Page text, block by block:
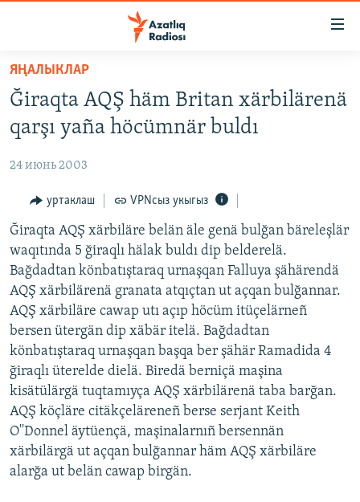
төп
эчтәлек
төп
меню
эзләү
ЯҢАЛЫКЛАР
БАШКОРТСТАН
ТАТАРСТАН
КЫРЫМ
ТАТАР-БАШКОРТ ДӨНЬЯСЫ
СУГЫШ
БЕЗНЕ ТОМАЛАДЫЛАР
ШӘЛКЕМНӘР
ӘҢГӘМӘ
КОММЕНТАР
ДИНИ ТОРМЫШ
ПӘРӘВЕЗ
ФӘН-ФӘСМӘТӘН
КИНОХАНӘ
ДӨНЬЯ ХӘЛЛӘРЕ
ТАТАРЧА ПОДКАСТ
ӘЙДӘ ONLINE
IDEL.РЕАЛИИ
БЕЗГӘ КУШЫЛЫГЫЗ!
ЯҢАЛЫКЛАР
Ğiraqta AQŞ häm Britan xärbilärenä
qarşı yaña höcümnär buldı
24 июнь 2003
уртаклаш VPNсыз укыгыз
Ğiraqta AQŞ xärbiläre belän äle genä bulğan bäreleşlär
waqıtında 5 ğiraqlı hälak buldı dip belderelä.
Bağdadtan könbatıştaraq urnaşqan Falluya şähärendä
AQŞ xärbilärenä granata atqıçtan ut açqan bulğannar.
AQŞ xärbiläre cawap utı açıp höcüm itüçelärneñ
bersen ütergän dip xäbär itelä. Bağdadtan
könbatıştaraq urnaşqan başqa ber şähär Ramadida 4
ğiraqlı üterelde dielä. Biredä berniçä maşina
kisätülärgä tuqtamıyça AQŞ xärbilärenä taba barğan.
AQŞ köçläre citäkçeläreneñ berse serjant Keith
O''Donnel äytüençä, maşinalarnıñ bersennän
xärbilärgä ut açqan bulğannar häm AQŞ xärbiläre
alarğa ut belän cawap birgän.